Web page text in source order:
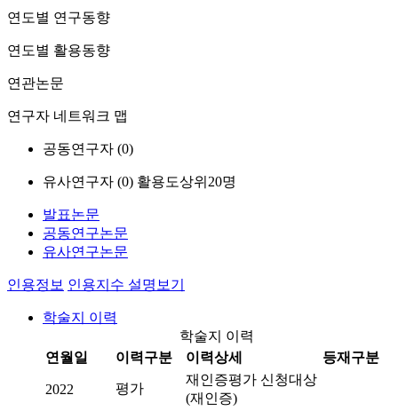
연도별 연구동향
연도별 활용동향
연관논문
연구자 네트워크 맵
공동연구자 (0)
유사연구자 (0) 활용도상위20명
발표논문
공동연구논문
유사연구논문
인용정보 인용지수 설명보기
학술지 이력
학술지 이력
연월일
이력구분 이력상세 등재구분
2022 평가
재인증평가 신청대상
(재인증)